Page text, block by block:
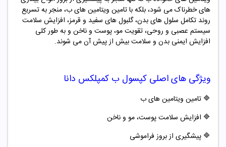
های خطرناک می شود، بلکه با تامین ویتامین های ب، منجر به تسریع
روند تکامل سلول های بدن، گلبول های سفید و قرمز، افزایش سلامت
سیستم عصبی و روحی، تقویت مو، پوست و ناخن و به طور کلی
افزایش ایمنی بدن و سلامت بیش از پیش آن می شوند.
ویژگی های اصلی کپسول ب کمپلکس دانا
🔷 تامین ویتامین های ب
🔷 افزایش سلامت پوست، مو و ناخن
🔷 پیشگیری از بروز فراموشی